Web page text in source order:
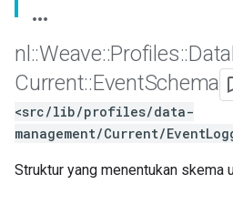
nl ::Weave::Profiles::Data
Current::EventSchema
<src/lib/profiles/data-
management/Current/
Struktur yang menentukan skema